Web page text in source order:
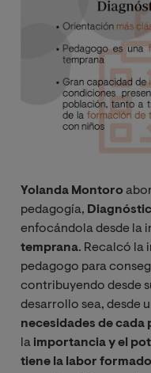
Yolanda Montoro
pedagogía,
enfocándola desde la
temprana. Recalcó la
pedagogo para
contribuyendo desde
desarrollo sea, desde
necesidades de cada
la importancia y el
tiene la labor